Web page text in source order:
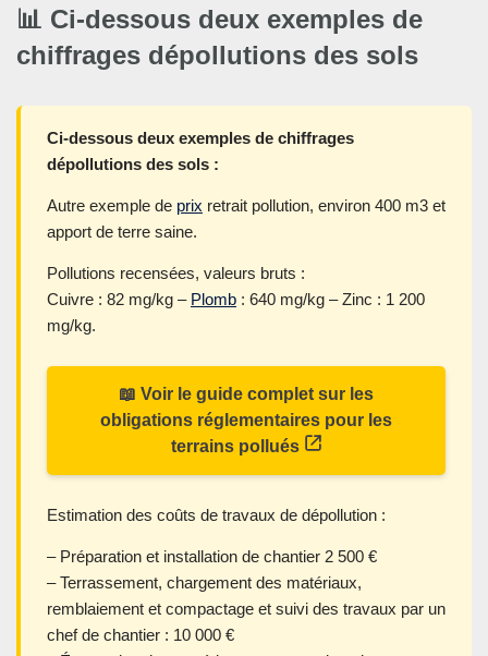
📊 Ci-dessous deux exemples de
chiffrages dépollutions des sols
Ci-dessous deux exemples de chiffrages
dépollutions des sols :
Autre exemple de prix retrait pollution, environ 400 m3 et
apport de terre saine.
Pollutions recensées, valeurs bruts :
Cuivre : 82 mg/kg – Plomb : 640 mg/kg – Zinc : 1 200
mg/kg.
📖 Voir le guide complet sur les
obligations réglementaires pour les
terrains pollués
Estimation des coûts de travaux de dépollution :
– Préparation et installation de chantier 2 500 €
– Terrassement, chargement des matériaux,
remblaiement et compactage et suivi des travaux par un
chef de chantier : 10 000 €